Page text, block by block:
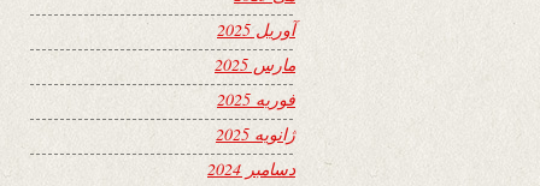
آوریل 2025
مارس 2025
فوریه 2025
ژانویه 2025
دسامبر 2024